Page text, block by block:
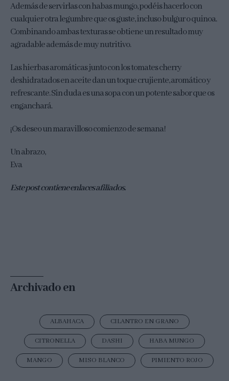
Además de servirlas con habas mungo, podéis hacerlo con
cualquier otra legumbre que os guste, incluso bulgur o quinoa.
Combinando ambas texturas se obtiene un resultado muy
agradable además de muy nutritivo.
Las hierbas aromáticas junto con los tomates cherry
deshidratados en aceite dan un toque crujiente, aromático y
refrescante. Sin duda es una sopa con un potente sabor que os
enganchará.
¡Os deseo un maravilloso comienzo de semana!
Un abrazo,
Eva
Este post contiene enlaces afiliados.
Archivado en
ALBAHACA CILANTRO EN GRANO
CITRONELLA DASHI HABA MUNGO
MANGO MISO BLANCO PIMIENTO ROJO